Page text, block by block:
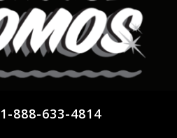
1-888-633-4814